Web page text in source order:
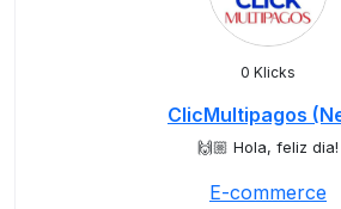
0 Klicks
ClicMultipagos
🙌🏼 Hola, feliz dia!
E-commerce